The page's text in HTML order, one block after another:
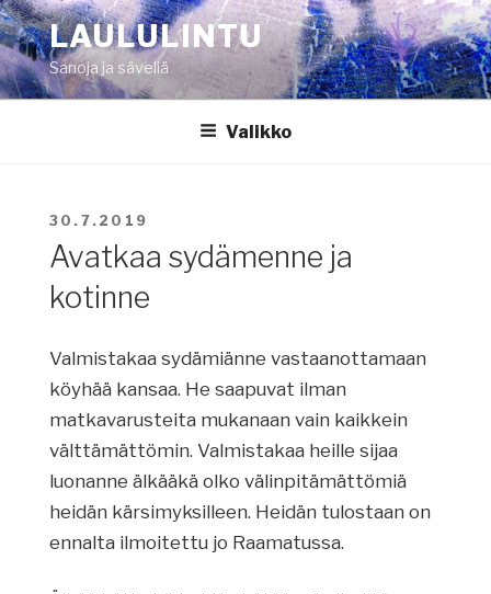
Siirry
sisältöönLAULULINTU
Sanoja ja säveliä
Valikko
JULKAISTU
30.7.2019
Avatkaa sydämenne ja
kotinne
Valmistakaa sydämiänne vastaanottamaan
köyhää kansaa. He saapuvat ilman
matkavarusteita mukanaan vain kaikkein
välttämättömin. Valmistakaa heille sijaa
luonanne älkääkä olko välinpitämättömiä
heidän kärsimyksilleen. Heidän tulostaan on
ennalta ilmoitettu jo Raamatussa.